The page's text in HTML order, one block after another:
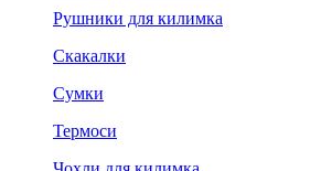
Рушники для килимка
Скакалки
Сумки
Термоси